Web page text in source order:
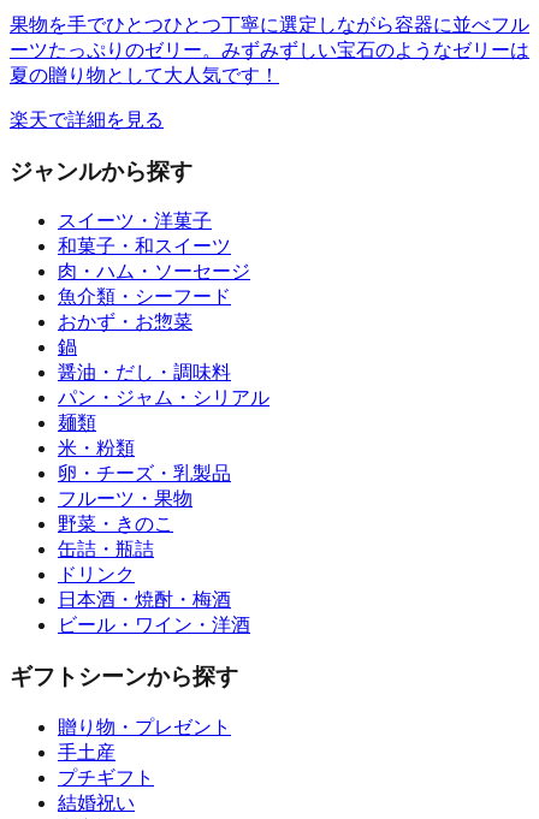
果物を手でひとつひとつ丁寧に選定しながら容器に並べフル
ーツたっぷりのゼリー。みずみずしい宝石のようなゼリーは
夏の贈り物として大人気です！
楽天で詳細を見る
ジャンルから探す
スイーツ・洋菓子
和菓子・和スイーツ
肉・ハム・ソーセージ
魚介類・シーフード
おかず・お惣菜
鍋
醤油・だし・調味料
パン・ジャム・シリアル
麺類
米・粉類
卵・チーズ・乳製品
フルーツ・果物
野菜・きのこ
缶詰・瓶詰
ドリンク
日本酒・焼酎・梅酒
ビール・ワイン・洋酒
ギフトシーンから探す
贈り物・プレゼント
手土産
プチギフト
結婚祝い